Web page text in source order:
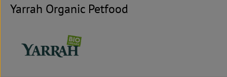
Yarrah Organic Petfood